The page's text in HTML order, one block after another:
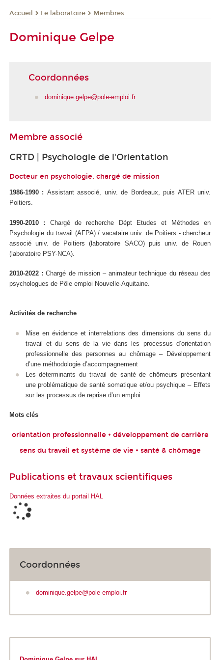
Accueil Le laboratoire Membres
Dominique Gelpe
Coordonnées
dominique.gelpe@pole-emploi.fr
Membre associé
CRTD | Psychologie de l'Orientation
Docteur en psychologie, chargé de mission
1986-1990 : Assistant associé, univ. de Bordeaux, puis ATER univ.
Poitiers.
1990-2010 : Chargé de recherche Dépt Etudes et Méthodes en
Psychologie du travail (AFPA) / vacataire univ. de Poitiers - chercheur
associé univ. de Poitiers (laboratoire SACO) puis univ. de Rouen
(laboratoire PSY-NCA).
2010-2022 : Chargé de mission – animateur technique du réseau des
psychologues de Pôle emploi Nouvelle-Aquitaine.
Activités de recherche
Mise en évidence et interrelations des dimensions du sens du
travail et du sens de la vie dans les processus d’orientation
professionnelle des personnes au chômage – Développement
d’une méthodologie d’accompagnement
Les déterminants du travail de santé de chômeurs présentant
une problématique de santé somatique et/ou psychique – Effets
sur les processus de reprise d’un emploi
Mots clés
orientation professionnelle • développement de carrière
sens du travail et système de vie • santé & chômage
Publications et travaux scientifiques
Données extraites du portail HAL
Coordonnées
dominique.gelpe@pole-emploi.fr